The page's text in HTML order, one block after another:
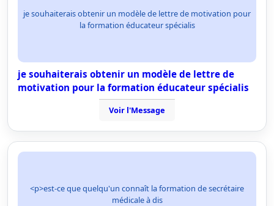
je souhaiterais obtenir un modèle de lettre de motivation pour
la formation éducateur spécialis
je souhaiterais obtenir un modèle de lettre de
motivation pour la formation éducateur spécialis
Voir l'Message
<p>est-ce que quelqu'un connaît la formation de secrétaire
médicale à dis